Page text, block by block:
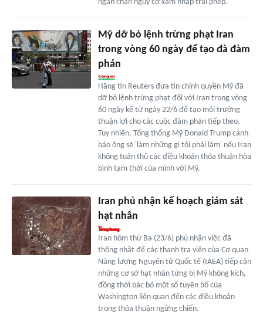
ngăn chặn nguy cơ xâm nhập trái phép.
Mỹ dỡ bỏ lệnh trừng phạt Iran
trong vòng 60 ngày để tạo đà đàm
phán
Hãng tin Reuters đưa tin chính quyền Mỹ đã
dỡ bỏ lệnh trừng phạt đối với Iran trong vòng
60 ngày kể từ ngày 22/6 để tạo môi trường
thuận lợi cho các cuộc đàm phán tiếp theo.
Tuy nhiên, Tổng thống Mỹ Donald Trump cảnh
báo ông sẽ 'làm những gì tôi phải làm' nếu Iran
không tuân thủ các điều khoản thỏa thuận hòa
bình tạm thời của mình với Mỹ.
Iran phủ nhận kế hoạch giám sát
hạt nhân
Iran hôm thứ Ba (23/6) phủ nhận việc đã
thống nhất để các thanh tra viên của Cơ quan
Năng lượng Nguyên tử Quốc tế (IAEA) tiếp cận
những cơ sở hạt nhân từng bị Mỹ không kích,
đồng thời bác bỏ một số tuyên bố của
Washington liên quan đến các điều khoản
trong thỏa thuận ngừng chiến.